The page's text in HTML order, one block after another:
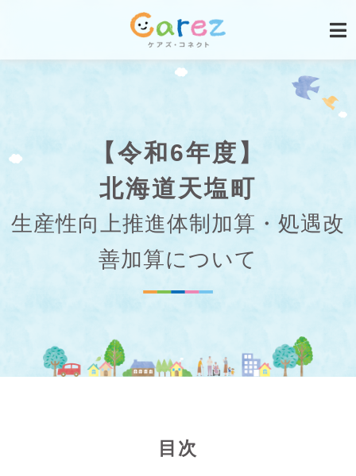
【令和6年度】
北海道天塩町
生産性向上推進体制加算・処遇改
善加算について
目次